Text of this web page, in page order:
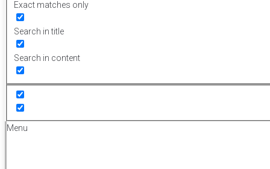
Exact matches only
Search in title
Search in content
Menu